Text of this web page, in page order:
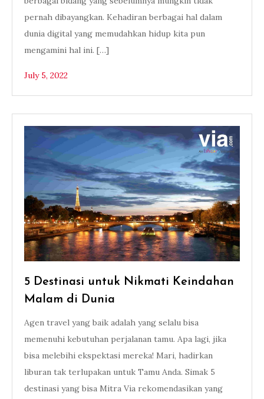
pernah dibayangkan. Kehadiran berbagai hal dalam
dunia digital yang memudahkan hidup kita pun
mengamini hal ini. […]
July 5, 2022
5 Destinasi untuk Nikmati Keindahan
Malam di Dunia
Agen travel yang baik adalah yang selalu bisa
memenuhi kebutuhan perjalanan tamu. Apa lagi, jika
bisa melebihi ekspektasi mereka! Mari, hadirkan
liburan tak terlupakan untuk Tamu Anda. Simak 5
destinasi yang bisa Mitra Via rekomendasikan yang